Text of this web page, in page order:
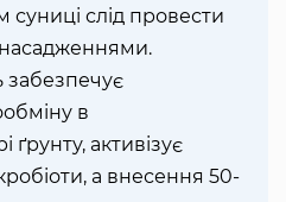
слід провести
забезпечує
в
активізує
а внесення 50-